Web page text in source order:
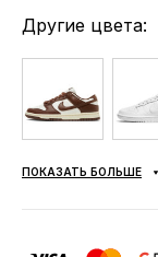
Другие цвета:
ПОКАЗАТЬ БОЛЬШЕ